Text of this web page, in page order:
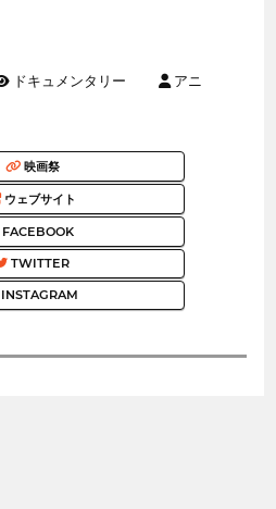
ドキュメンタリー
アニ
映画祭
ウェブサイト
FACEBOOK
TWITTER
INSTAGRAM